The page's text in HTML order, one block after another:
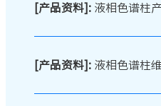
[产品资料]: 液相色谱柱
[产品资料]: 液相色谱柱